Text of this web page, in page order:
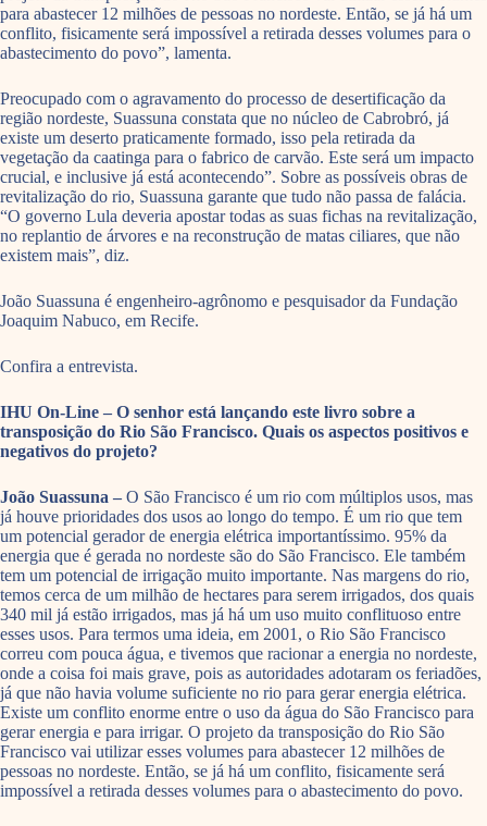
para abastecer 12 milhões de pessoas no nordeste. Então, se já há um
conflito, fisicamente será impossível a retirada desses volumes para o
abastecimento do povo”, lamenta.
Preocupado com o agravamento do processo de desertificação da
região nordeste, Suassuna constata que no núcleo de Cabrobró, já
existe um deserto praticamente formado, isso pela retirada da
vegetação da caatinga para o fabrico de carvão. Este será um impacto
crucial, e inclusive já está acontecendo”. Sobre as possíveis obras de
revitalização do rio, Suassuna garante que tudo não passa de falácia.
“O governo Lula deveria apostar todas as suas fichas na revitalização,
no replantio de árvores e na reconstrução de matas ciliares, que não
existem mais”, diz.
João Suassuna é engenheiro-agrônomo e pesquisador da Fundação
Joaquim Nabuco, em Recife.
Confira a entrevista.
IHU On-Line – O senhor está lançando este livro sobre a
transposição do Rio São Francisco. Quais os aspectos positivos e
negativos do projeto?
João Suassuna – O São Francisco é um rio com múltiplos usos, mas
já houve prioridades dos usos ao longo do tempo. É um rio que tem
um potencial gerador de energia elétrica importantíssimo. 95% da
energia que é gerada no nordeste são do São Francisco. Ele também
tem um potencial de irrigação muito importante. Nas margens do rio,
temos cerca de um milhão de hectares para serem irrigados, dos quais
340 mil já estão irrigados, mas já há um uso muito conflituoso entre
esses usos. Para termos uma ideia, em 2001, o Rio São Francisco
correu com pouca água, e tivemos que racionar a energia no nordeste,
onde a coisa foi mais grave, pois as autoridades adotaram os feriadões,
já que não havia volume suficiente no rio para gerar energia elétrica.
Existe um conflito enorme entre o uso da água do São Francisco para
gerar energia e para irrigar. O projeto da transposição do Rio São
Francisco vai utilizar esses volumes para abastecer 12 milhões de
pessoas no nordeste. Então, se já há um conflito, fisicamente será
impossível a retirada desses volumes para o abastecimento do povo.